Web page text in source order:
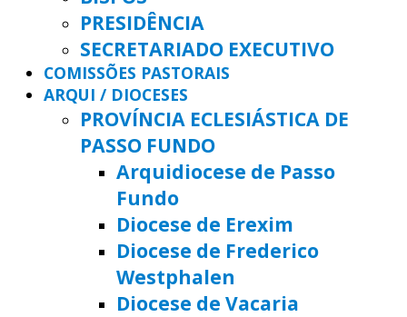
PRESIDÊNCIA
SECRETARIADO EXECUTIVO
COMISSÕES PASTORAIS
ARQUI / DIOCESES
PROVÍNCIA ECLESIÁSTICA DE
PASSO FUNDO
Arquidiocese de Passo
Fundo
Diocese de Erexim
Diocese de Frederico
Westphalen
Diocese de Vacaria